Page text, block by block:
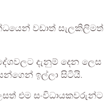
වඩාත් සැලකිලිමත්
දැනුම් දෙන ලෙස
ඉල්ලා සිටියි.
එම සංවිධායකවරුන්ට